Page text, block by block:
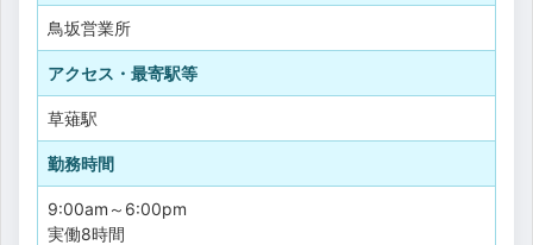
鳥坂営業所
アクセス・最寄駅等
草薙駅
勤務時間
9:00am～6:00pm
実働8時間